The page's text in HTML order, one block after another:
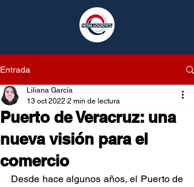
Entrada
Puerto de Veracruz: una
nueva visión para el
comercio
Liliana García
13 oct 2022 2 min de lectura
Desde hace algunos años, el Puerto de